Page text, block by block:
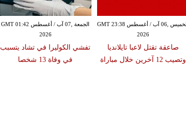
الجمعة ,07 آب / أغسطس GMT 01:42
2026
تفشي الكوليرا في تشاد يتسبب
في وفاة 13 شخصا
الخميس ,06 آب / أغسطس GMT 23:38
2026
صاعقة تقتل لاعبا تايلانديا
وتصيب 12 آخرين خلال مباراة